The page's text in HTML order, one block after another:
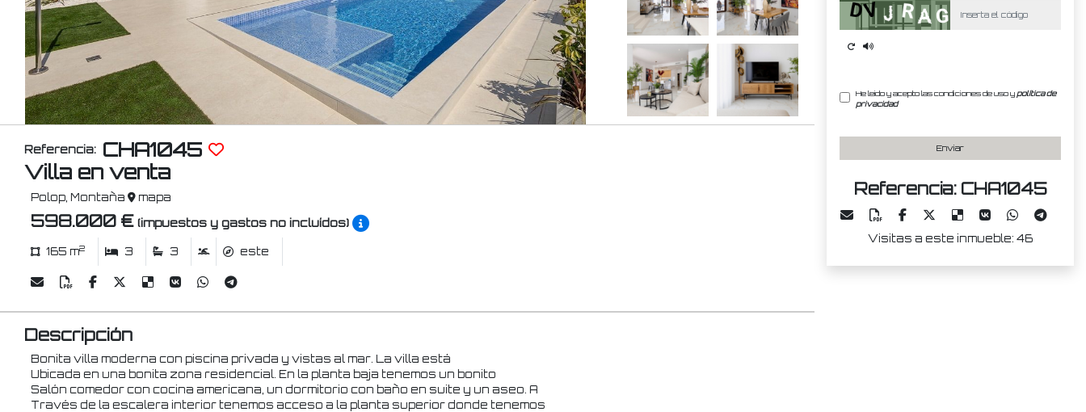
Referencia: CHA1045
Villa en venta
Polop, Montaña mapa
598.000 € (impuestos y gastos no incluídos)
165 m2 3 3 este
Descripción
Bonita villa moderna con piscina privada y vistas al mar. La villa está
Ubicada en una bonita zona residencial. En la planta baja tenemos un bonito
Salón comedor con cocina americana, un dormitorio con baño en suite y un aseo. A
Través de la escalera interior tenemos acceso a la planta superior donde tenemos
Captcha
He leído y acepto las condiciones de uso ypolítica de
privacidad
Enviar
Referencia: CHA1045
Visitas a este inmueble: 46